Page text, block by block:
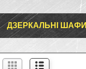
ДЗЕРКАЛЬНІ ШАФИ